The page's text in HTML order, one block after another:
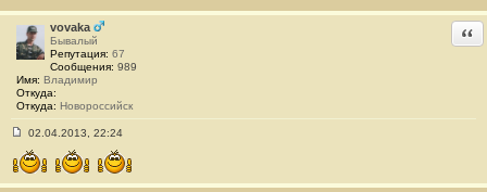
е
#
3
1
vovaka
Бывалый
Репутация: 67
Сообщения: 989
Имя: Владимир
Откуда:
Откуда: Новороссийск
о
о
б
02.04.2013, 22:24